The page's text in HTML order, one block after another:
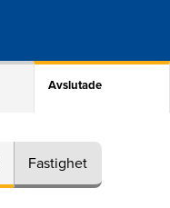
Avslutade
Fastighet